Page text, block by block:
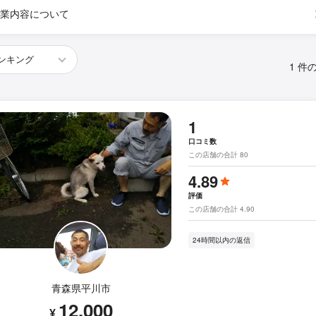
内容について
1 件
青森県平川市
12,000
1
口コミ数
この店舗の合計 80
4.89
評価
この店舗の合計 4.90
24時間以内の返信